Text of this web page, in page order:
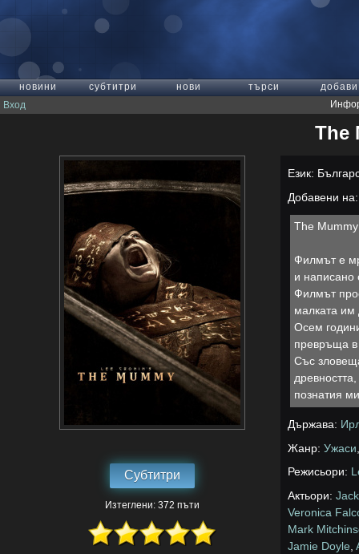
новини субтитри нови търси
добави
Вход
The
Субтитри
Изтеглени: 372 пъти
Език:
Добавени
The
Филмът е
и написано
Филмът
малката им
Осем
превръща в
Със
познатия
Държава:
Жанр:Ужаси
Режисьори:
Актьори:
Veronica
Mark
Jamie Doyle ,